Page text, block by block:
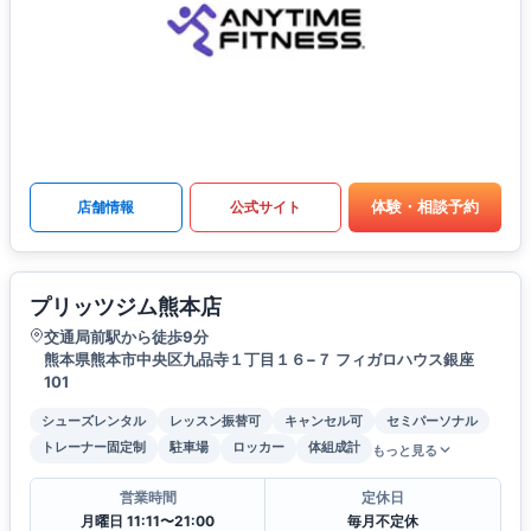
店舗情報 公式サイト 体験・相談予約
プリッツジム熊本店
交通局前駅から徒歩9分
熊本県熊本市中央区九品寺１丁目１６−７ フィガロハウス銀座
101
シューズレンタル レッスン振替可 キャンセル可
セミパーソナル
トレーナー固定制
駐車場 ロッカー 体組成計 もっと見る
営業時間
月曜日 11:11〜21:00
定休日
毎月不定休